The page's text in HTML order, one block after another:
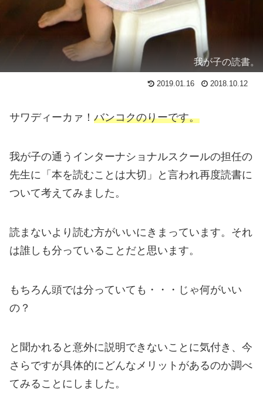
我が子の読書。
2019.01.16 2018.10.12
サワディーカァ！ バンコクのりーです。
我が子の通うインターナショナルスクールの担任の
先生に「本を読むことは大切」と言われ再度読書に
ついて考えてみました。
読まないより読む方がいいにきまっています。それ
は誰しも分っていることだと思います。
もちろん頭では分っていても・・・じゃ何がいい
の？
と聞かれると意外に説明できないことに気付き、今
さらですが具体的にどんなメリットがあるのか調べ
てみることにしました。